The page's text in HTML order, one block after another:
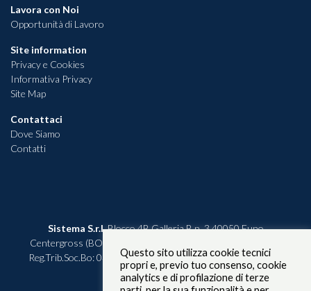
Lavora con Noi
Opportunità di Lavoro
Site information
Privacy e Cookies
Informativa Privacy
Site Map
Contattaci
Dove Siamo
Contatti
Sistema S.r.l.Blocco 4B Galleria B n. 3 40050 Funo
Centergross (BO) P.IVA 00612331207 – C.F. 03324000375
Reg.Trib.Soc.Bo: 03324000375 Rea n. 280068 - Cap.Soc. i.v. €
115.600,00
Questo sito utilizza cookie tecnici
propri e, previo tuo consenso, cookie
analytics e di profilazione di terze